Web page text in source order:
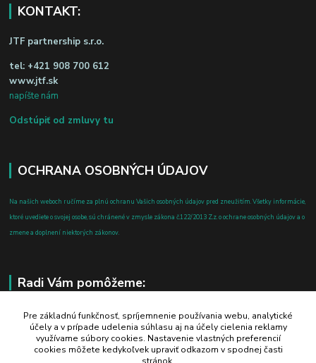
KONTAKT:
JTF partnership s.r.o.
tel: +421 908 700 612
www.jtf.sk
napíšte nám
Odstúpiť od zmluvy tu
OCHRANA OSOBNÝCH ÚDAJOV
Na našich weboch ručíme za plnú ochranu Vašich osobných údajov pred zneužitím. Všetky informácie,
ktoré uvediete o svojej osobe, sú chránené v zmysle zákona č.122/2013 Z.z. o ochrane osobných údajov a o
zmene a doplnení niektorých zákonov.
Radi Vám pomôžeme:
+421 908 700 612
po-pia: 8.00 - 16.00
business@jtf.sk
Pre základnú funkčnosť, spríjemnenie používania webu, analytické
účely a v prípade udelenia súhlasu aj na účely cielenia reklamy
využívame súbory cookies. Nastavenie vlastných preferencií
cookies môžete kedykoľvek upraviť odkazom v spodnej časti